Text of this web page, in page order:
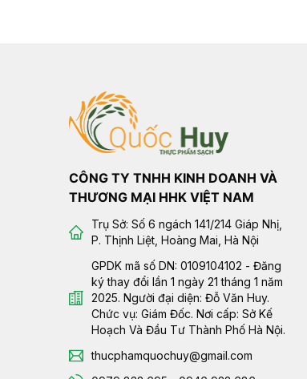
CÔNG TY TNHH KINH DOANH VÀ
THƯƠNG MẠI HHK VIỆT NAM
Trụ Sở: Số 6 ngách 141/214 Giáp Nhị,
P. Thịnh Liệt, Hoàng Mai, Hà Nội
GPDK mã số DN: 0109104102 - Đăng
ký thay đổi lần 1 ngày 21 tháng 1 năm
2025. Người đại diện: Đỗ Văn Huy.
Chức vụ: Giám Đốc. Nơi cấp: Sở Kế
Hoạch Và Đầu Tư Thành Phố Hà Nội.
thucphamquochuy@gmail.com